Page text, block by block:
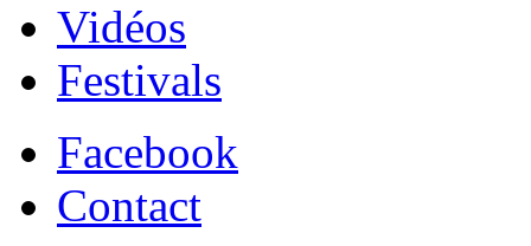
Vidéos
Festivals
Facebook
Contact